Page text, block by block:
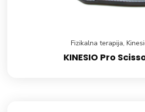
Fizikalna terapija,
KINESIO Pro